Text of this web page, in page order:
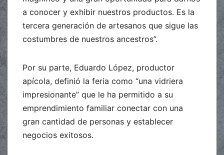
a conocer y exhibir nuestros productos. Es la
tercera generación de artesanos que sigue las
costumbres de nuestros ancestros”.
Por su parte, Eduardo López, productor
apícola, definió la feria como “una vidriera
impresionante” que le ha permitido a su
emprendimiento familiar conectar con una
gran cantidad de personas y establecer
negocios exitosos.